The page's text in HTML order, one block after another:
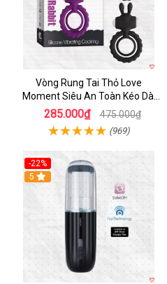
Vòng Rung Tai Thỏ Love
Moment Siêu An Toàn Kéo Dài
Thời Gian
285.000₫ 475.000₫
(969)
-22%
5